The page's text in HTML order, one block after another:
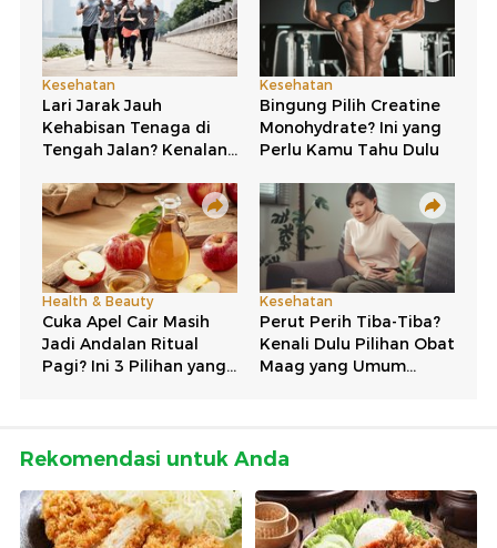
Rekomendasi untuk Anda